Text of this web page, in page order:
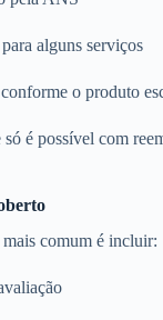
alguns serviços
o produto
é possível com
comum é incluir: